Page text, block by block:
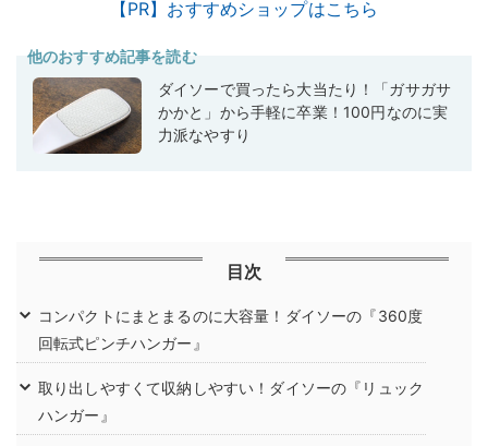
【PR】おすすめショップはこちら
他のおすすめ記事を読む
ダイソーで買ったら大当たり！「ガサガサ
かかと」から手軽に卒業！100円なのに実
力派なやすり
目次
コンパクトにまとまるのに大容量！ダイソーの『360度
回転式ピンチハンガー』
取り出しやすくて収納しやすい！ダイソーの『リュック
ハンガー』